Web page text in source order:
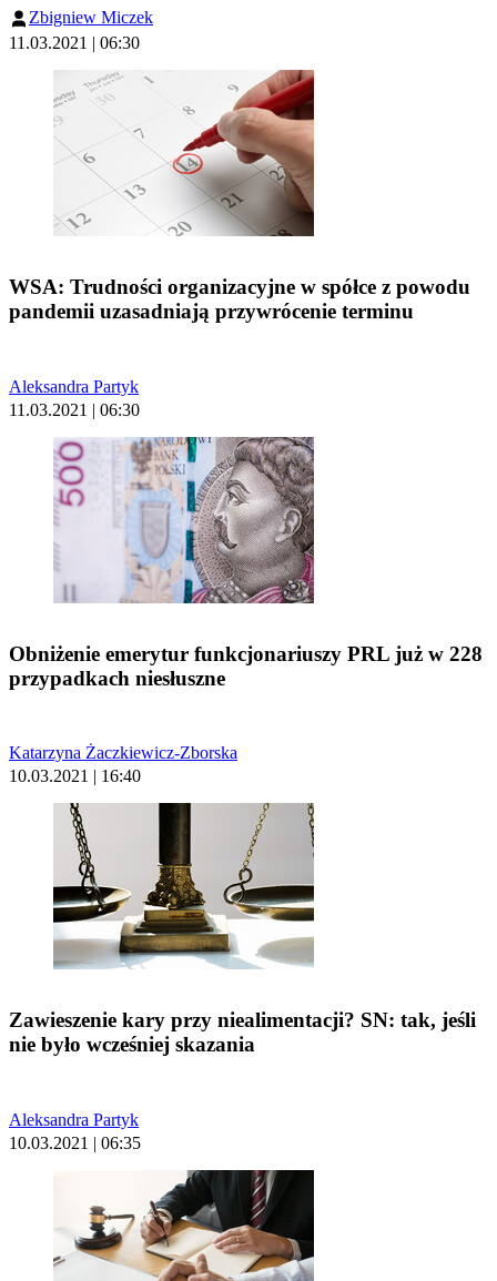
Zbigniew Miczek
11.03.2021 | 06:30
WSA: Trudności organizacyjne w spółce z powodu
pandemii uzasadniają przywrócenie terminu
Aleksandra Partyk
11.03.2021 | 06:30
Obniżenie emerytur funkcjonariuszy PRL już w 228
przypadkach niesłuszne
Katarzyna Żaczkiewicz-Zborska
10.03.2021 | 16:40
Zawieszenie kary przy niealimentacji? SN: tak, jeśli
nie było wcześniej skazania
Aleksandra Partyk
10.03.2021 | 06:35